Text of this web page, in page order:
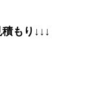
もり↓↓↓